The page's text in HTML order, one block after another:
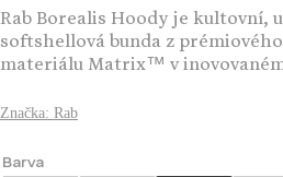
Rab Borealis Hoody je kultovní,
softshellová bunda z
materiálu Matrix™ v
Značka: Rab
Barva